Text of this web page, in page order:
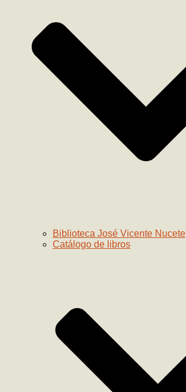
Biblioteca José Vicente Nucete
Catálogo de libros